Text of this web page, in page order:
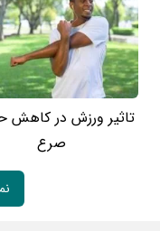
تاثیر ورزش در کاهش
صرع